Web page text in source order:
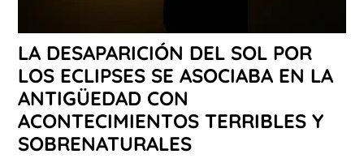
LA DESAPARICIÓN DEL SOL POR
LOS ECLIPSES SE ASOCIABA EN LA
ANTIGÜEDAD CON
ACONTECIMIENTOS TERRIBLES Y
SOBRENATURALES